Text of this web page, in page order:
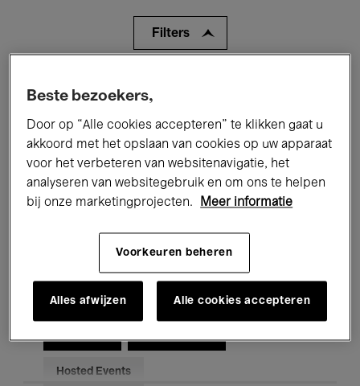
Filters
Tentoonstellingen Films
Performances Lezingen & Debatten
Jazz Klassieke Muziek Global Music
Elektronische Muziek
Voor iedereen Kids’ Palace
Hosted Events
Beste bezoekers,
Door op “Alle cookies accepteren” te klikken gaat u
akkoord met het opslaan van cookies op uw apparaat
voor het verbeteren van websitenavigatie, het
analyseren van websitegebruik en om ons te helpen
bij onze marketingprojecten.
Meer informatie
Voorkeuren beheren
Alles afwijzen Alle cookies accepteren